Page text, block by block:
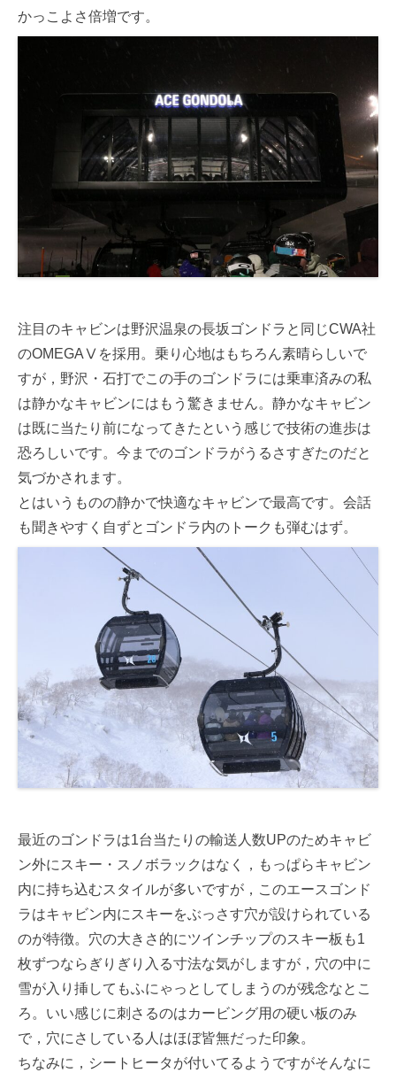
かっこよさ倍増です。
注目のキャビンは野沢温泉の長坂ゴンドラと同じCWA社
のOMEGAⅤを採用。乗り心地はもちろん素晴らしいで
すが，野沢・石打でこの手のゴンドラには乗車済みの私
は静かなキャビンにはもう驚きません。静かなキャビン
は既に当たり前になってきたという感じで技術の進歩は
恐ろしいです。今までのゴンドラがうるさすぎたのだと
気づかされます。
とはいうものの静かで快適なキャビンで最高です。会話
も聞きやすく自ずとゴンドラ内のトークも弾むはず。
最近のゴンドラは1台当たりの輸送人数UPのためキャビ
ン外にスキー・スノボラックはなく，もっぱらキャビン
内に持ち込むスタイルが多いですが，このエースゴンド
ラはキャビン内にスキーをぶっさす穴が設けられている
のが特徴。穴の大きさ的にツインチップのスキー板も1
枚ずつならぎりぎり入る寸法な気がしますが，穴の中に
雪が入り挿してもふにゃっとしてしまうのが残念なとこ
ろ。いい感じに刺さるのはカービング用の硬い板のみ
で，穴にさしている人はほぼ皆無だった印象。
ちなみに，シートヒータが付いてるようですがそんなに